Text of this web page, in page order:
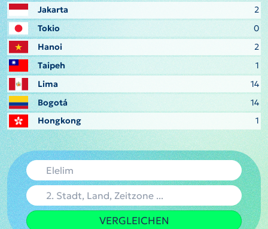
Jakarta
2
Tokio
0
Hanoi
2
Taipeh
1
Lima
14
Bogotá
14
Hongkong
1
VERGLEICHEN